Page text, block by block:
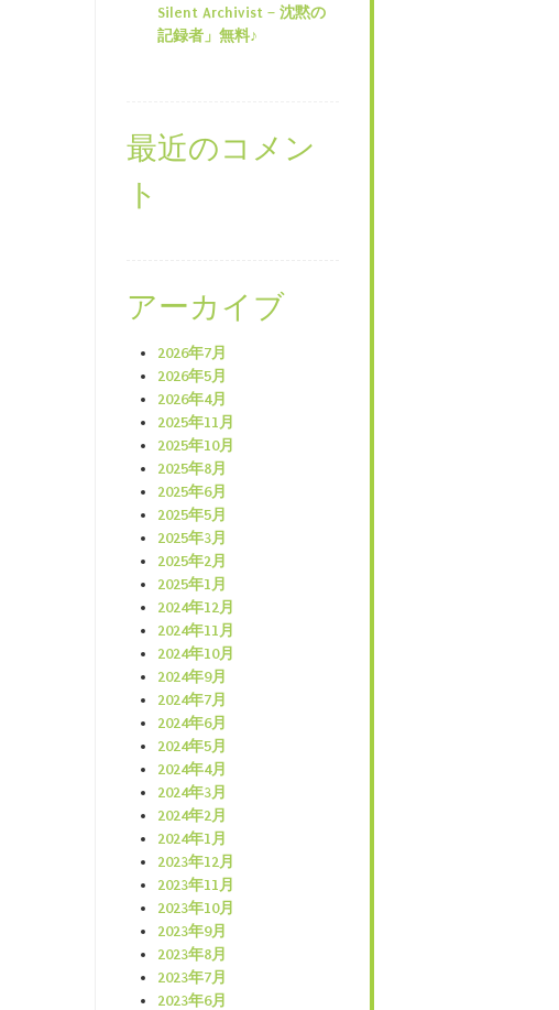
Silent Archivist – 沈黙の
記録者」無料♪
最近のコメン
ト
アーカイブ
2026年7月
2026年5月
2026年4月
2025年11月
2025年10月
2025年8月
2025年6月
2025年5月
2025年3月
2025年2月
2025年1月
2024年12月
2024年11月
2024年10月
2024年9月
2024年7月
2024年6月
2024年5月
2024年4月
2024年3月
2024年2月
2024年1月
2023年12月
2023年11月
2023年10月
2023年9月
2023年8月
2023年7月
2023年6月